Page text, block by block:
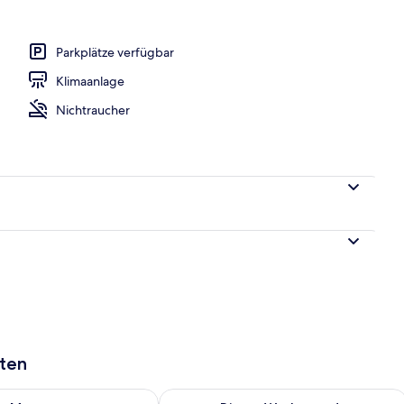
gegen Gebühr
Parkplätze verfügbar
Klimaanlage
Nichtraucher
Aug. 7. für morgen, Aug. 7 - Aug. 8.
Überprüfe die Verfügbarkeit für